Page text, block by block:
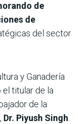
de
de
del sector
y Ganadería
el titular de la
de la
Dr. Piyush Singh.